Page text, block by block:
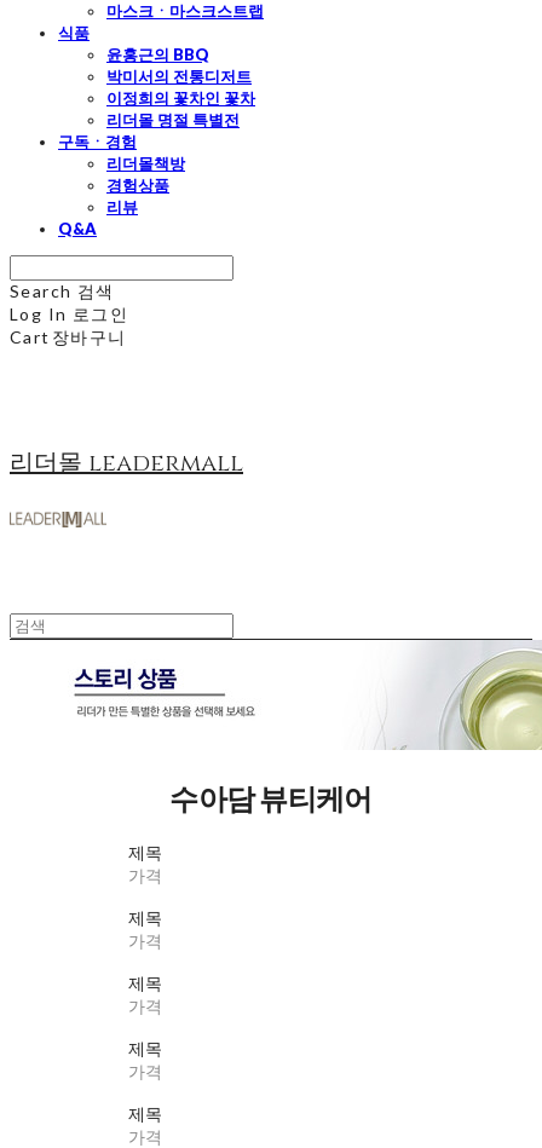
마스크ㆍ마스크스트랩
식품
윤홍근의 BBQ
박미서의 전통디저트
이정희의 꽃차인 꽃차
리더몰 명절 특별전
구독ㆍ경험
리더몰책방
경험상품
리뷰
Q&A
Search 검색
Log In 로그인
Cart 장바구니
리더몰 leadermall
수아담 뷰티케어
제목
가격
제목
가격
제목
가격
제목
가격
제목
가격